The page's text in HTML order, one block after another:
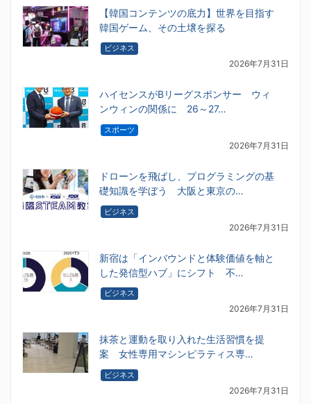
【韓国コンテンツの底力】世界を目指す
韓国ゲーム、その土壌を探る
ビジネス
2026年7月31日
ハイセンスがBリーグスポンサー ウィ
ンウィンの関係に 26～27…
スポーツ
2026年7月31日
ドローンを飛ばし、プログラミングの基
礎知識を学ぼう 大阪と東京の…
ビジネス
2026年7月31日
新宿は「インバウンドと体験価値を軸と
した発信型ハブ」にシフト 不…
ビジネス
2026年7月31日
抹茶と運動を取り入れた生活習慣を提
案 女性専用マシンピラティス専…
ビジネス
2026年7月31日